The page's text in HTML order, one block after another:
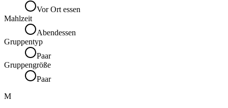
Vor Ort essen
Mahlzeit
Abendessen
Gruppentyp
Paar
Gruppengröße
Paar
M